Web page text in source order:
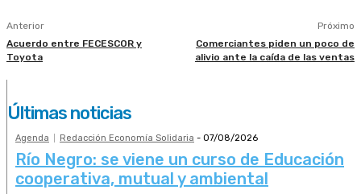
Anterior
Acuerdo entre FECESCOR y
Toyota
Próximo
Comerciantes piden un poco de
alivio ante la caída de las ventas
Últimas noticias
Agenda Redacción Economía Solidaria - 07/08/2026
Río Negro: se viene un curso de Educación
cooperativa, mutual y ambiental